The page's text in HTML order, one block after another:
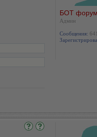
БОТ
Админ
Сообщения: